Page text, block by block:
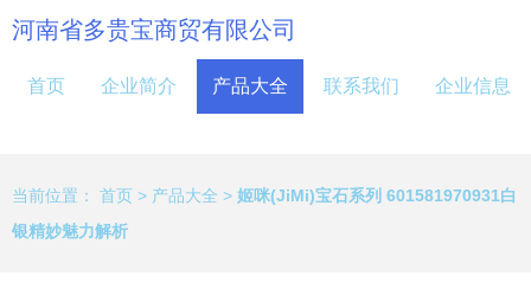
河南省多贵宝商贸有限公司
首页 企业简介 产品大全 联系我们 企业信息
当前位置： 首页 > 产品大全 > 姬咪(JiMi)宝石系列 601581970931白
银精妙魅力解析